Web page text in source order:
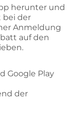
herunter und
bei der
Anmeldung
auf den
Google Play
der